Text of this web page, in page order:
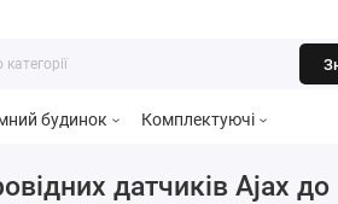
будинок Комплектуючі
датчиків Ajax